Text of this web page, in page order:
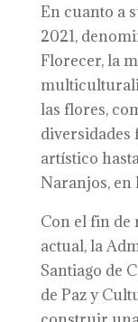
En cuanto a
2021,
Florecer, la
las flores,
diversidades
artístico
Naranjos, en
Con el fin de
actual, la
Santiago de
de Paz y